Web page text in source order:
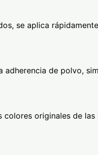
se aplica
adherencia de polvo,
colores originales de